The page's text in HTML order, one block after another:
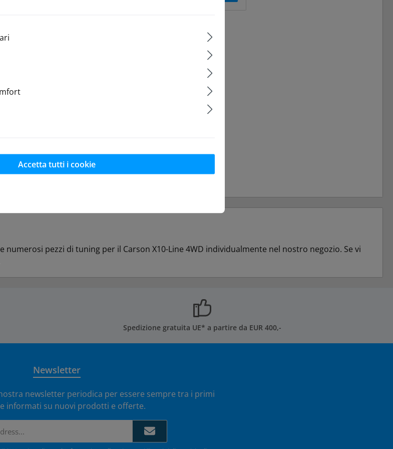
pezzi di tuning per il Carson X10-Line 4WD individualmente nel nostro negozio. Se vi
Spedizione gratuita UE* a partire da EUR 400,-
Newsletter
newsletter periodica per essere sempre tra i primi
informati su nuovi prodotti e offerte.
Accetta tutti i cookie